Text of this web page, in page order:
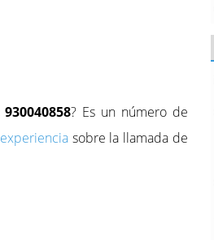
930040858? Es un número de
experienciasobre la llamada de